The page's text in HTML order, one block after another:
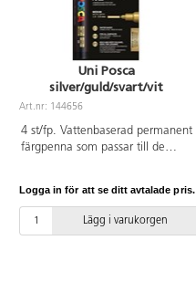
Uni Posca
silver/guld/svart/vit
Art.nr: 144656
4 st/fp. Vattenbaserad permanent
färgpenna som passar till de
guld, silver, svart och vit.
Linjebredd 0,7-2,8 mm.
Logga in för att se ditt avtalade pris.
Lägg i varukorgen